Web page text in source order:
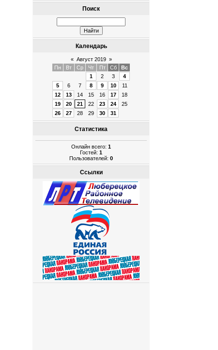
Поиск
Календарь
« Август 2019 »
Пн
Вт Ср Чт Пт Сб
Вс
1
2 3
4
5
6 7 8 9 10
11
12
13 14 15 16 17
18
19
20 21 22 23 24
25
26
27 28 29 30 31
Статистика
Онлайн всего:1
Гостей:1
Пользователей:0
Ссылки